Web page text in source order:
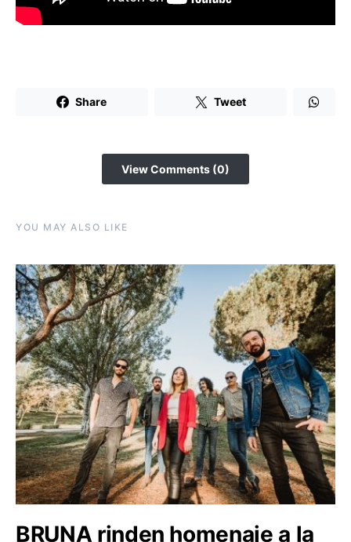
Share Tweet
View Comments (0)
YOU MAY ALSO LIKE
BRUNA rinden homenaje a la